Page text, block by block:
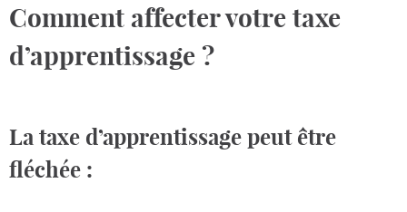
Comment affecter votre taxe
d’apprentissage ?
La taxe d’apprentissage peut être
fléchée :